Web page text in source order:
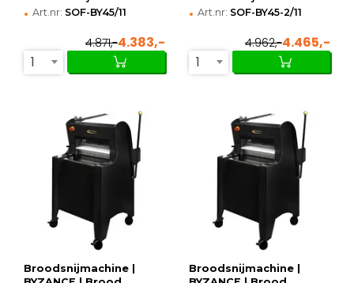
• Art.nr: SOF-BY45/11
4.871,-4.383,-
1
• Art.nr: SOF-BY45-2/11
4.962,-4.465,-
1
Broodsnijmachine |
Broodsnijmachine |